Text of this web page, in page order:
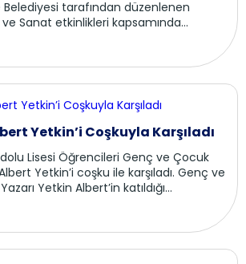
Belediyesi tarafından düzenlenen
ve Sanat etkinlikleri kapsamında
geldi. Kültürel...
Yetkin’i Coşkuyla Karşıladı
Lisesi Öğrencileri Genç ve Çocuk
Yetkin’i coşku ile karşıladı. Genç ve
Yetkin Albert’in katıldığı
yazarla ...